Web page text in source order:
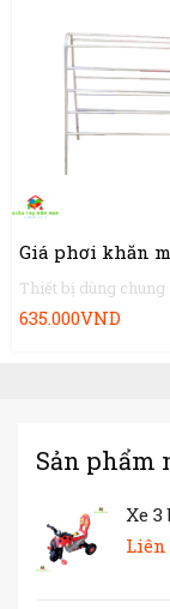
Thiết bị dùng chung
Giá phơi khăn
635.000VND
Sản phẩm
Xe
Liên